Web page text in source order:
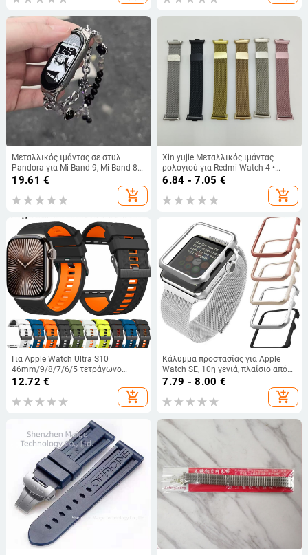
Μεταλλικός ιμάντας σε στυλ
Pandora για Mi Band 9, Mi Band 8
Pro, Huawei Band 9/8 και Redmi 4
19.61 €
add_shopping_cart
Xin yujie Μεταλλικός ιμάντας
ρολογιού για Redmi Watch 4 •
Μαγνητικό κλείσιμο • Γενική
συμβατότητα • Κυκλοφόρησε το
2025.3
6.84 - 7.05 €
add_shopping_cart
Για Apple Watch Ultra S10
46mm/9/8/7/6/5 τετράγωνο
δίχρωμο λουράκι σιλικόνης
12.72 €
add_shopping_cart
Κάλυμμα προστασίας για Apple
Watch SE, 10η γενιά, πλαίσιο από
κράμα αλουμινίου, iwatch987
7.79 - 8.00 €
add_shopping_cart